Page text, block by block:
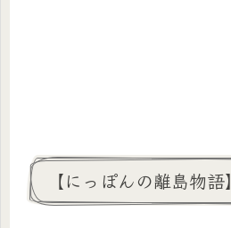
【にっぽんの離島物語】